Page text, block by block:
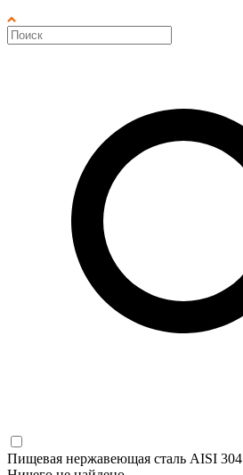
Пищевая нержавеющая сталь AISI 304